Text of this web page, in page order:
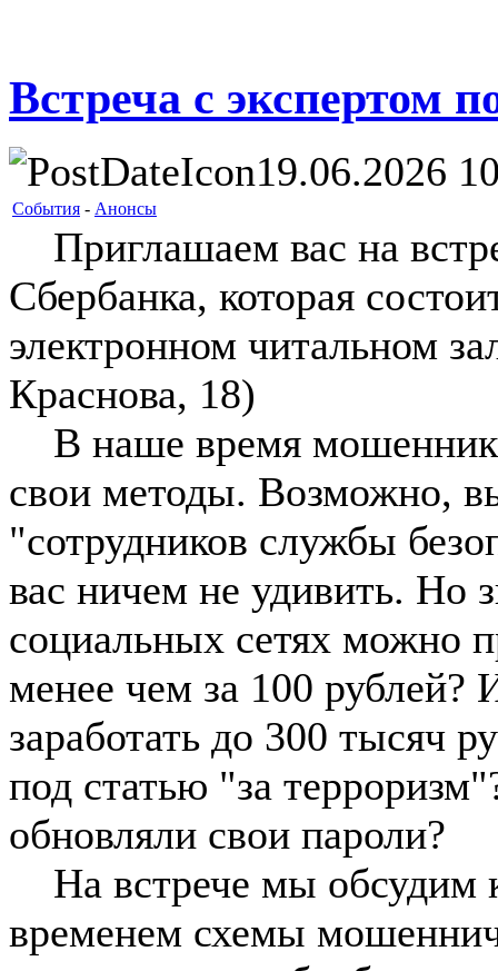
Встреча с экспертом
19.06.2026
События - Анонсы
Приглашаем вас на
Сбербанка, которая
электронном читальном
Краснова, 18)
В наше время
свои методы. Возможно,
"сотрудников службы
вас ничем не удивить. Но
социальных сетях можно
менее чем за 100 рублей?
заработать до 300 тысяч
под статью "за
обновляли свои пароли?
На встрече мы обсудим
временем схемы